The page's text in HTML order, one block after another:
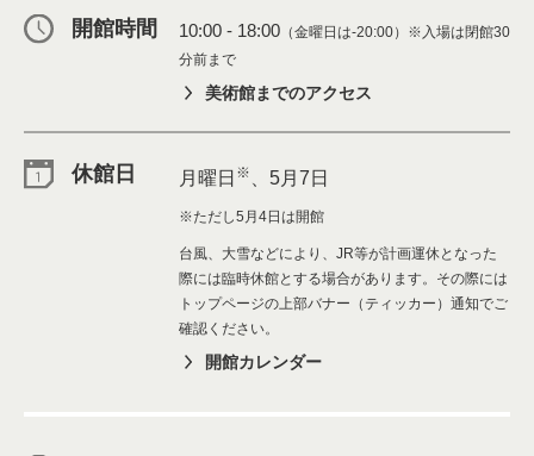
開館時間 10:00 - 18:00 （金曜日は-20:00）※入場は閉館30
分前まで
美術館までのアクセス
休館日 月曜日 ※ 、5月7日
※ただし5月4日は開館
台風、大雪などにより、JR等が計画運休となった
際には臨時休館とする場合があります。その際には
トップページの上部バナー（ティッカー）通知でご
確認ください。
開館カレンダー